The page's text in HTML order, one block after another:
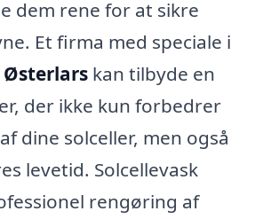
dem rene for at sikre
Et firma med speciale i
Østerlars kan tilbyde en
der ikke kun forbedrer
dine solceller, men også
levetid. Solcellevask
rengøring af